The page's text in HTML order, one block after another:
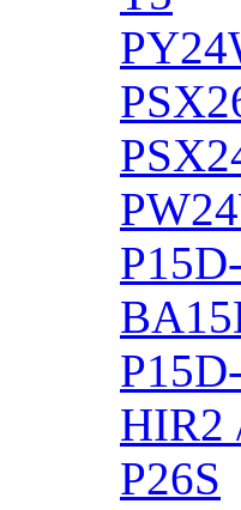
HIR2
P26S